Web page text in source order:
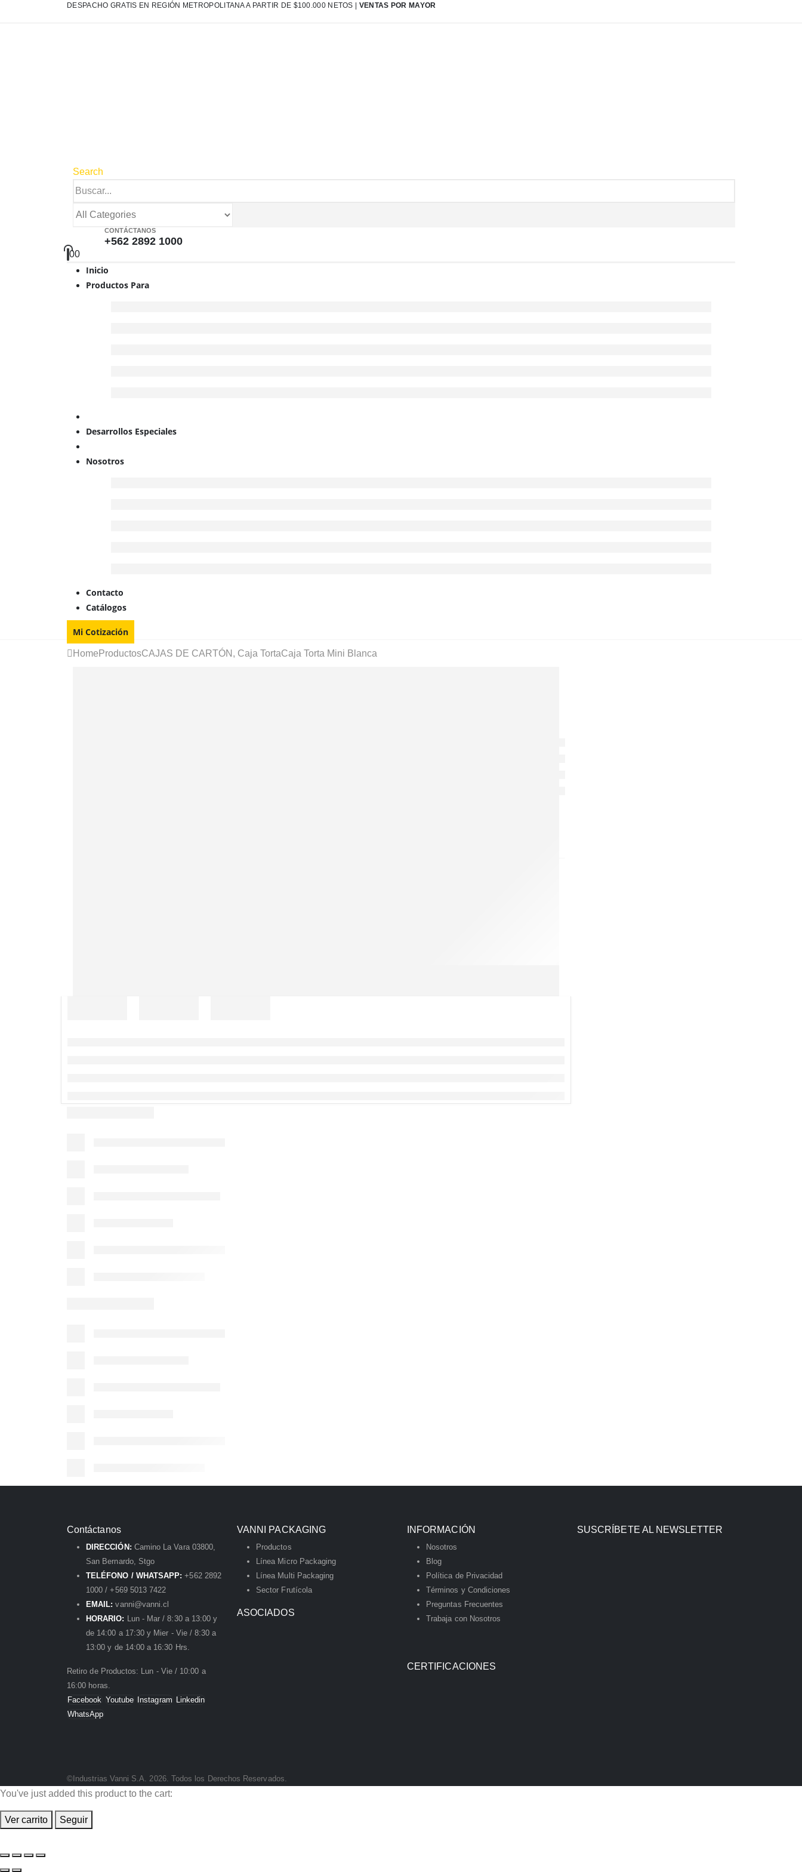
DESPACHO GRATIS EN REGIÓN METROPOLITANA A PARTIR DE $100.000 NETOS | VENTAS POR MAYOR
Search
CONTÁCTANOS
+562 2892 1000
00
Inicio
Productos Para
Desarrollos Especiales
Nosotros
Contacto
Catálogos
Mi Cotización
Home ProductosCAJAS DE CARTÓN , Caja TortaCaja Torta Mini Blanca
Contáctanos
DIRECCIÓN: Camino La Vara 03800,
San Bernardo, Stgo
TELÉFONO / WHATSAPP: +562 2892
1000 / +569 5013 7422
EMAIL: vanni@vanni.cl
HORARIO: Lun - Mar / 8:30 a 13:00 y
de 14:00 a 17:30 y Mier - Vie / 8:30 a
13:00 y de 14:00 a 16:30 Hrs.
Retiro de Productos: Lun - Vie / 10:00 a
16:00 horas.
Facebook Youtube Instagram Linkedin
WhatsApp
VANNI PACKAGING
Productos
Línea Micro Packaging
Línea Multi Packaging
Sector Frutícola
ASOCIADOS
INFORMACIÓN
Nosotros
Blog
Política de Privacidad
Términos y Condiciones
Preguntas Frecuentes
Trabaja con Nosotros
CERTIFICACIONES
SUSCRÍBETE AL NEWSLETTER
©Industrias Vanni S.A. 2026. Todos los Derechos Reservados.
You've just added this product to the cart:
Ver carrito Seguir